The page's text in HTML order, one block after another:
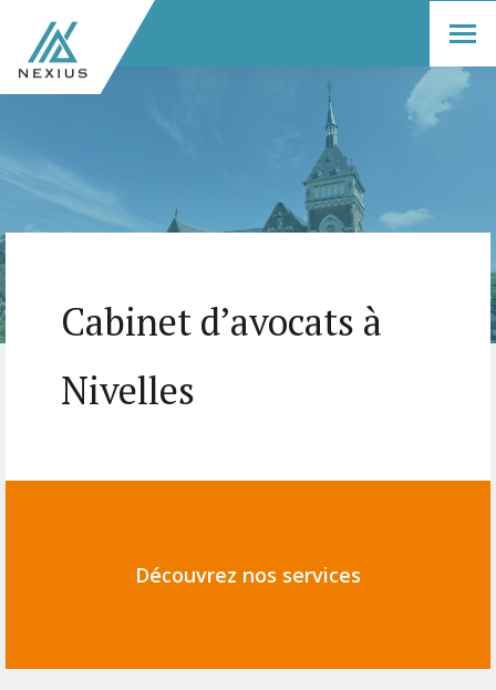
Cabinet d’avocats à
Nivelles
Découvrez nos services